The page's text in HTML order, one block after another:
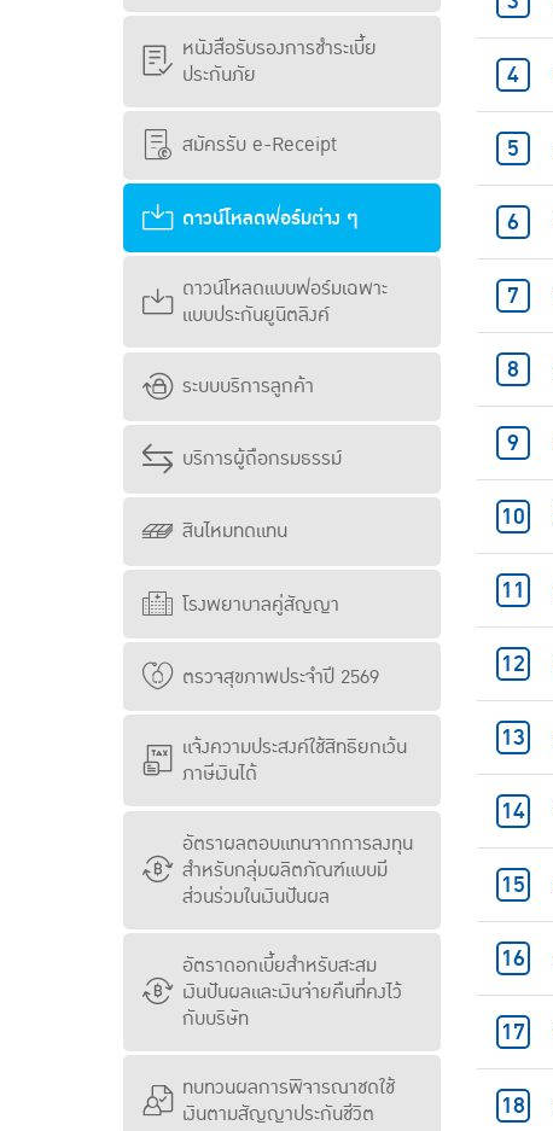
หนังสือรับรองการชำระเบี้ย
ประกันภัย
สมัครรับ e-Receipt
ดาวน์โหลดฟอร์มต่าง ๆ
ดาวน์โหลดแบบฟอร์มเฉพาะ
แบบประกันยูนิตลิงค์
ระบบบริการลูกค้า
บริการผู้ถือกรมธรรม์
สินไหมทดแทน
โรงพยาบาลคู่สัญญา
ตรวจสุขภาพประจำปี 2569
แจ้งความประสงค์ใช้สิทธิยกเว้น
ภาษีเงินได้
อัตราผลตอบแทนจากการลงทุน
สำหรับกลุ่มผลิตภัณฑ์แบบมี
ส่วนร่วมในเงินปันผล
อัตราดอกเบี้ยสำหรับสะสม
เงินปันผลและเงินจ่ายคืนที่คงไว้
กับบริษัท
ทบทวนผลการพิจารณาชดใช้
เงินตามสัญญาประกันชีวิต